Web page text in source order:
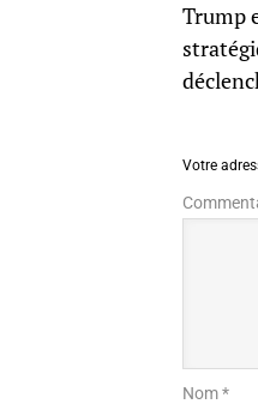
Trump
Votre
Nom *